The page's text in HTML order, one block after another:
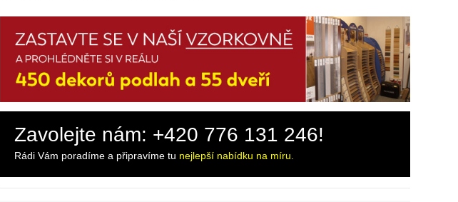
Zavolejte nám: +420 776 131 246!
Rádi Vám poradíme a připravíme tu nejlepší nabídku na míru.